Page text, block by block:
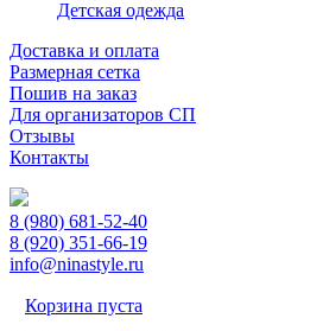
Детская одежда
Доставка и оплата
Размерная сетка
Пошив на заказ
Для организаторов СП
Отзывы
Контакты
8 (980) 681-52-40
8 (920) 351-66-19
info@ninastyle.ru
Корзина пуста